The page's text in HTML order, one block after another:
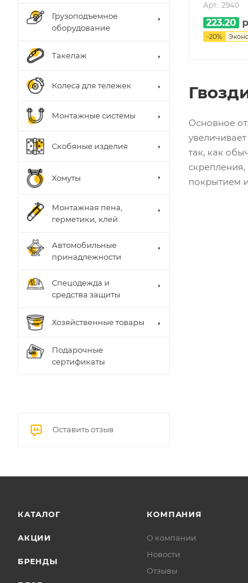
Арт.: 2940
223.20
-20%
Основное
так, как
скрепления,
покрытием
Грузоподъемное
оборудование
Такелаж
Колеса для тележек
Монтажные системы
Скобяные изделия
Хомуты
Монтажная пена,
герметики, клей
Автомобильные
принадлежности
Спецодежда и
средства защиты
Хозяйственные товары
Подарочные
сертификаты
Оставить отзыв
КАТАЛОГ
АКЦИИ
БРЕНДЫ
КОМПАНИЯ
О компании
Новости
Отзывы